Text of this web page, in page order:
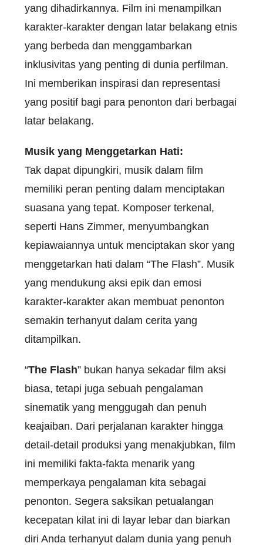
yang dihadirkannya. Film ini menampilkan
karakter-karakter dengan latar belakang etnis
yang berbeda dan menggambarkan
inklusivitas yang penting di dunia perfilman.
Ini memberikan inspirasi dan representasi
yang positif bagi para penonton dari berbagai
latar belakang.
Musik yang Menggetarkan Hati:
Tak dapat dipungkiri, musik dalam film
memiliki peran penting dalam menciptakan
suasana yang tepat. Komposer terkenal,
seperti Hans Zimmer, menyumbangkan
kepiawaiannya untuk menciptakan skor yang
menggetarkan hati dalam “The Flash”. Musik
yang mendukung aksi epik dan emosi
karakter-karakter akan membuat penonton
semakin terhanyut dalam cerita yang
ditampilkan.
“The Flash” bukan hanya sekadar film aksi
biasa, tetapi juga sebuah pengalaman
sinematik yang menggugah dan penuh
keajaiban. Dari perjalanan karakter hingga
detail-detail produksi yang menakjubkan, film
ini memiliki fakta-fakta menarik yang
memperkaya pengalaman kita sebagai
penonton. Segera saksikan petualangan
kecepatan kilat ini di layar lebar dan biarkan
diri Anda terhanyut dalam dunia yang penuh